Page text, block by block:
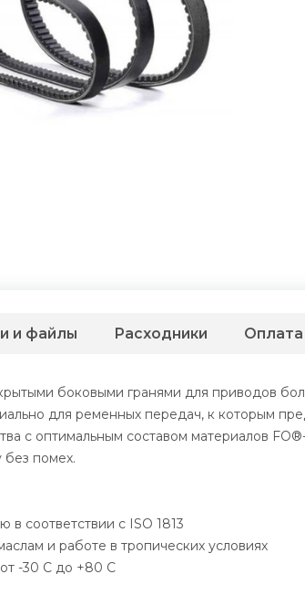
боковыми гранями для приводов
для ременных передач, к которым
с оптимальным составом материалов
помех.
в соответствии с ISO 1813
и работе в тропических условиях
-30 C до +80 C
и файлы Расходники Оплата